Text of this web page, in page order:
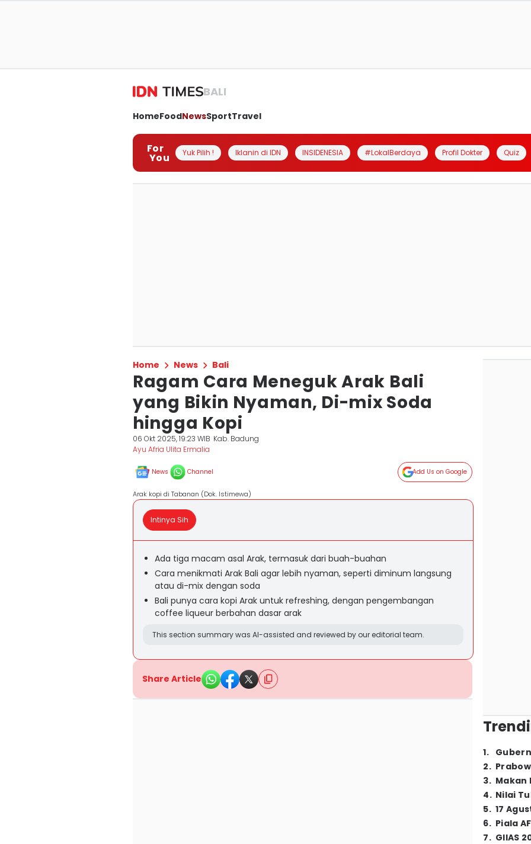
BALI
HomeFoodNewsSportTravel
For
You Yuk Pilih ! Iklanin di IDN INSIDENESIA #LokalBerdaya Profil Dokter Quiz
Home News Bali
Ragam Cara Meneguk Arak Bali
yang Bikin Nyaman, Di-mix Soda
hingga Kopi
06 Okt 2025, 19:23 WIB Kab. Badung
Ayu Afria Ulita Ermalia
News Channel Add Us on Google
Arak kopi di Tabanan (Dok. Istimewa)
Intinya Sih
Ada tiga macam asal Arak, termasuk dari buah-buahan
Cara menikmati Arak Bali agar lebih nyaman, seperti diminum langsung
atau di-mix dengan soda
Bali punya cara kopi Arak untuk refreshing, dengan pengembangan
coffee liqueur berbahan dasar arak
This section summary was AI-assisted and reviewed by our editorial team.
Share Article
1.
2.
3. Makan
4. Nilai
5. 17
6. Piala
7. GIIAS